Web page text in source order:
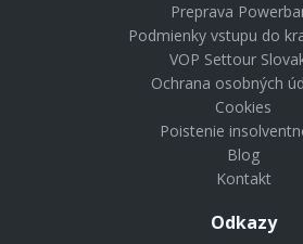
Preprava
Podmienky vstupu do
VOP Settour
Ochrana osobných
Cookies
Poistenie
Blog
Kontakt
Odkazy